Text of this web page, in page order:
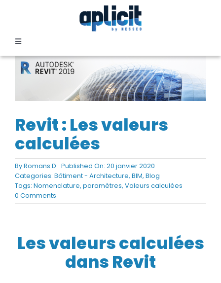
Toggle
Navigation
SECTEURS
FORMATION
SERVICES
TEMOIGNAGES
EVENEMENTS
Revit : Les valeurs
calculées
ByRomans.D Published On: 20 janvier 2020
Categories: Bâtiment - Architecture, BIM, Blog
Tags: Nomenclature, paramètres, Valeurs calculées
0 Commentson
Revit
calculées
Les valeurs calculées
dans Revit